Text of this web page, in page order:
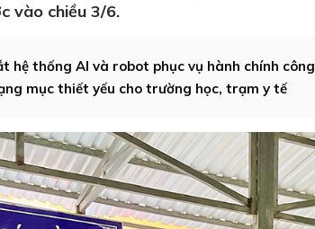
vào chiều 3/6.
hệ thống AI và robot phục vụ hành chính công
mục thiết yếu cho trường học, trạm y tế